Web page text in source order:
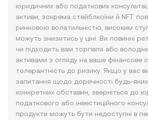
юридичних або податкових
активи, зокрема стейблкоїни й NFT
ринковою волатильністю, високим
можуть знизитись у ціні. Ви повинні
чи підходить вам торгівля або
активами з огляду на ваше фінансове
толерантність до ризику. Якщо у вас
запитання щодо доречності будь-яких
конкретних обставин, зверніться до
податкового або інвестиційного
продукти можуть бути недоступні в